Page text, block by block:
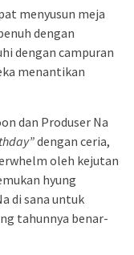
menyusun meja
dengan
dengan campuran
menantikan
dan Produser Na
dengan ceria,
oleh kejutan
hyung
di sana untuk
tahunnya benar-